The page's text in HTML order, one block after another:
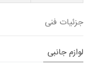
جزئیات فنی
لوازم جانبی